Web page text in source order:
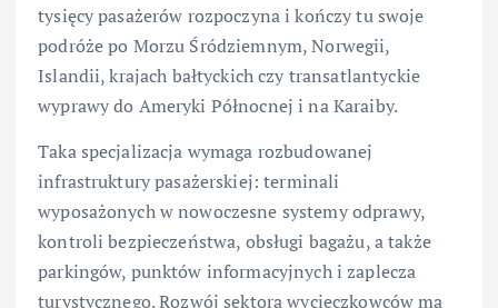
tysięcy pasażerów rozpoczyna i kończy tu swoje
podróże po Morzu Śródziemnym, Norwegii,
Islandii, krajach bałtyckich czy transatlantyckie
wyprawy do Ameryki Północnej i na Karaiby.
Taka specjalizacja wymaga rozbudowanej
infrastruktury pasażerskiej: terminali
wyposażonych w nowoczesne systemy odprawy,
kontroli bezpieczeństwa, obsługi bagażu, a także
parkingów, punktów informacyjnych i zaplecza
turystycznego. Rozwój sektora wycieczkowców ma